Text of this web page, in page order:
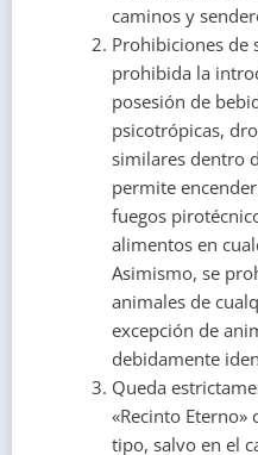
caminos y
Prohibiciones de
prohibida la
posesión de
psicotrópicas,
similares dentro
permite
fuegos
alimentos en
Asimismo, se
animales de
excepción de
debidamente
Queda
«Recinto Eterno»
tipo, salvo en el